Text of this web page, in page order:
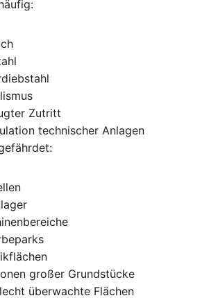
Zutritt
technischer Anlagen
großer Grundstücke
überwachte Flächen